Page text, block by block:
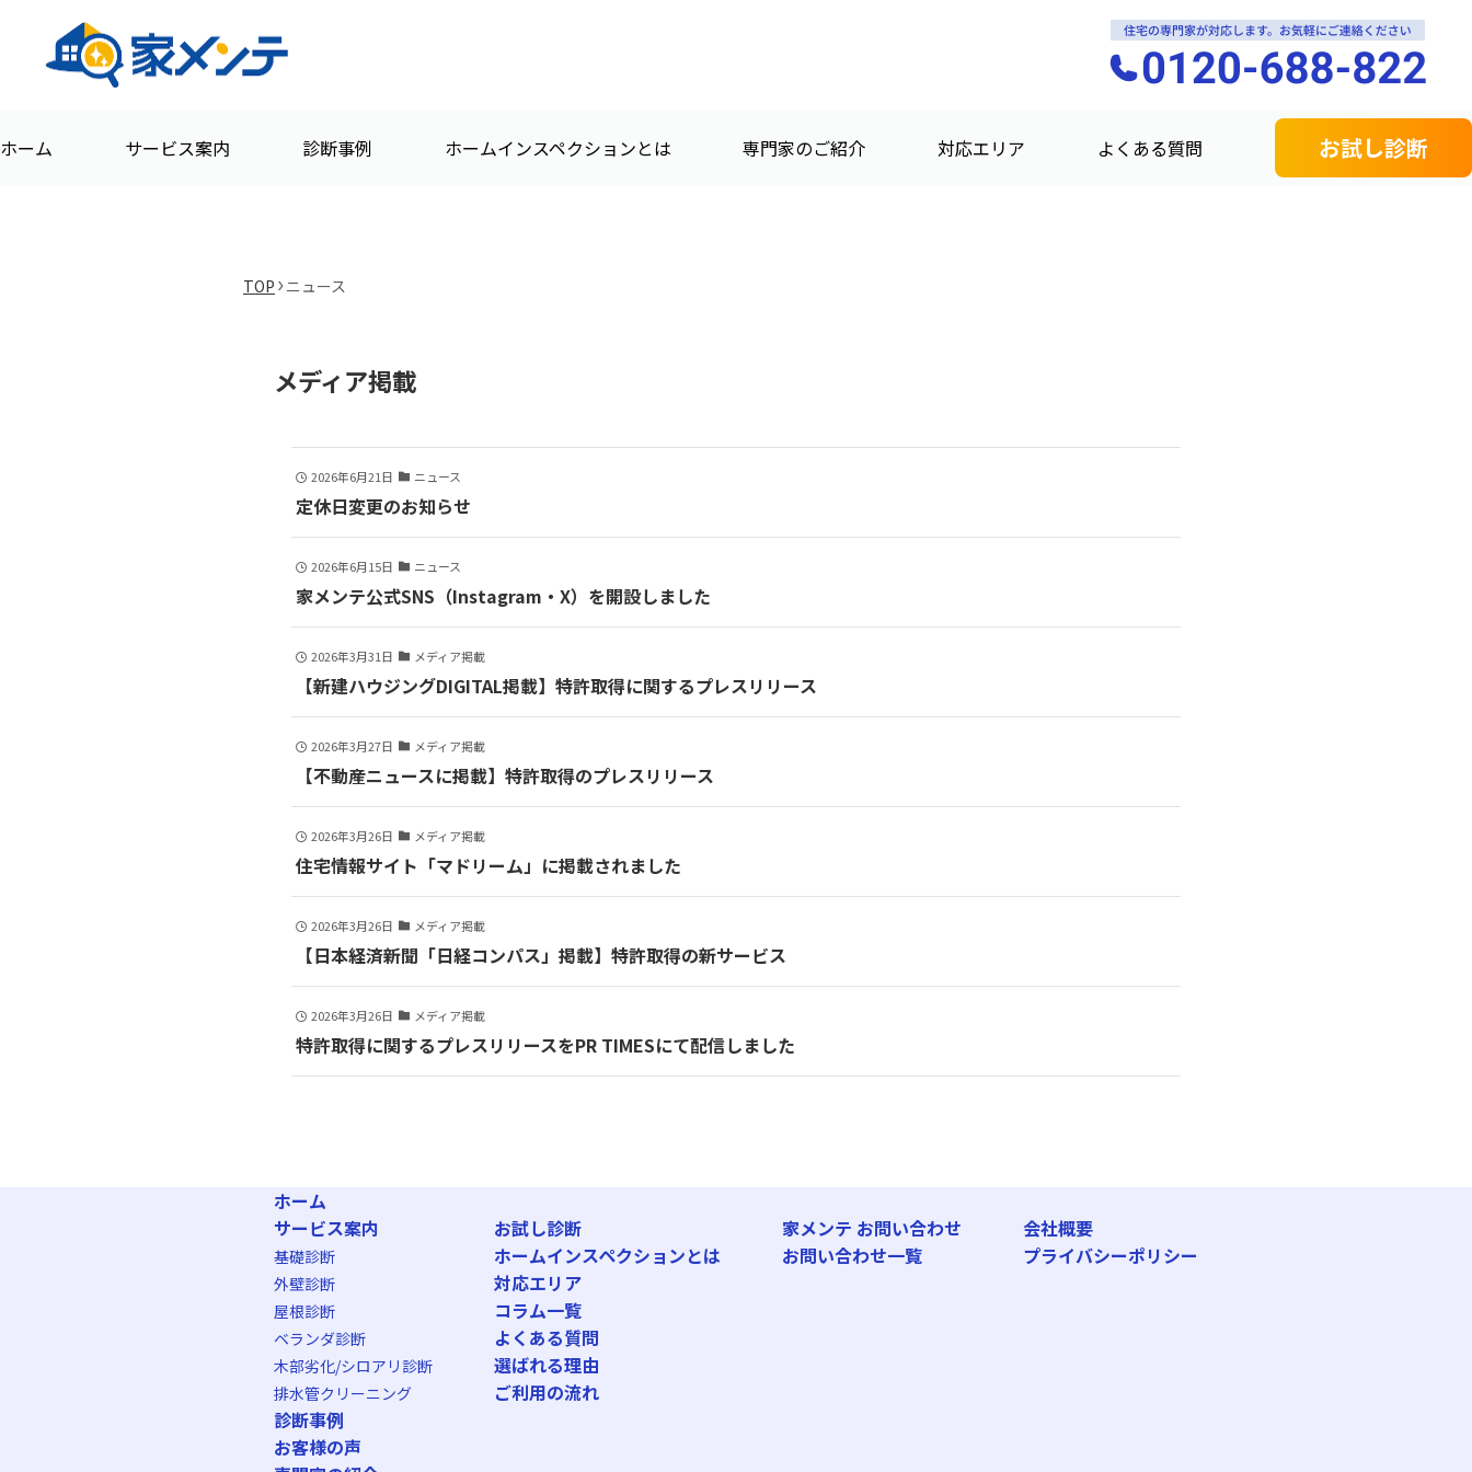
ホーム サービス案内 診断事例 ホームインスペクションとは 専門家のご紹介 対応エリア よくある質問 お試し診断
TOP ニュース
メディア掲載
2026年6月21日 ニュース
定休日変更のお知らせ
2026年6月15日 ニュース
家メンテ公式SNS（Instagram・X）を開設しました
2026年3月31日 メディア掲載
【新建ハウジングDIGITAL掲載】特許取得に関するプレスリリース
2026年3月27日 メディア掲載
【不動産ニュースに掲載】特許取得のプレスリリース
2026年3月26日 メディア掲載
住宅情報サイト「マドリーム」に掲載されました
2026年3月26日 メディア掲載
【日本経済新聞「日経コンパス」掲載】特許取得の新サービス
2026年3月26日 メディア掲載
特許取得に関するプレスリリースをPR TIMESにて配信しました
ホーム
サービス案内
基礎診断
外壁診断
屋根診断
ベランダ診断
木部劣化/シロアリ診断
排水管クリーニング
診断事例
お客様の声
お試し診断
ホームインスペクションとは
対応エリア
コラム一覧
よくある質問
選ばれる理由
ご利用の流れ
家メンテ お問い合わせ
お問い合わせ一覧
会社概要
プライバシーポリシー